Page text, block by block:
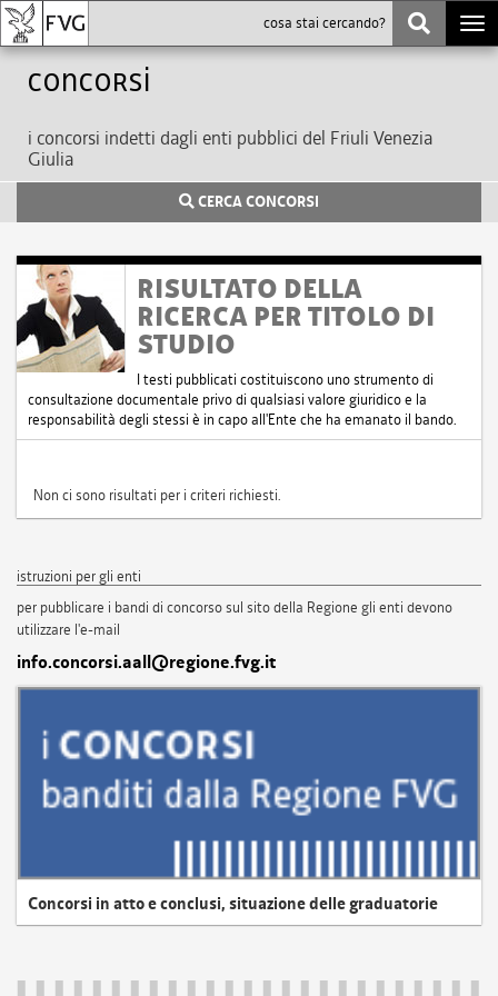
Concorsi
i concorsi indetti dagli enti pubblici del Friuli Venezia
Giulia
CERCA CONCORSI
RISULTATO DELLA
RICERCA PER TITOLO DI
STUDIO
I testi pubblicati costituiscono uno strumento di
consultazione documentale privo di qualsiasi valore giuridico e la
responsabilità degli stessi è in capo all'Ente che ha emanato il bando.
Non ci sono risultati per i criteri richiesti.
istruzioni per gli enti
per pubblicare i bandi di concorso sul sito della Regione gli enti devono
utilizzare l'e-mail
info.concorsi.aall@regione.fvg.it
Concorsi in atto e conclusi, situazione delle graduatorie